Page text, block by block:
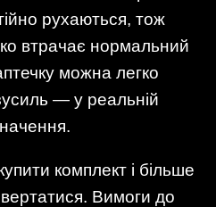
рухаються, тож
втрачає нормальний
можна легко
— у реальній
комплект і більше
Вимоги до